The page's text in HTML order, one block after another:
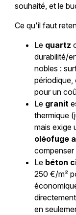
souhaité, et le
Ce qu'il faut
Le quartz
durabilité/
nobles :
périodique,
pour un
Le granit
thermique
mais exige
oléofuge
compenser
Le béton
250 €/m²
en